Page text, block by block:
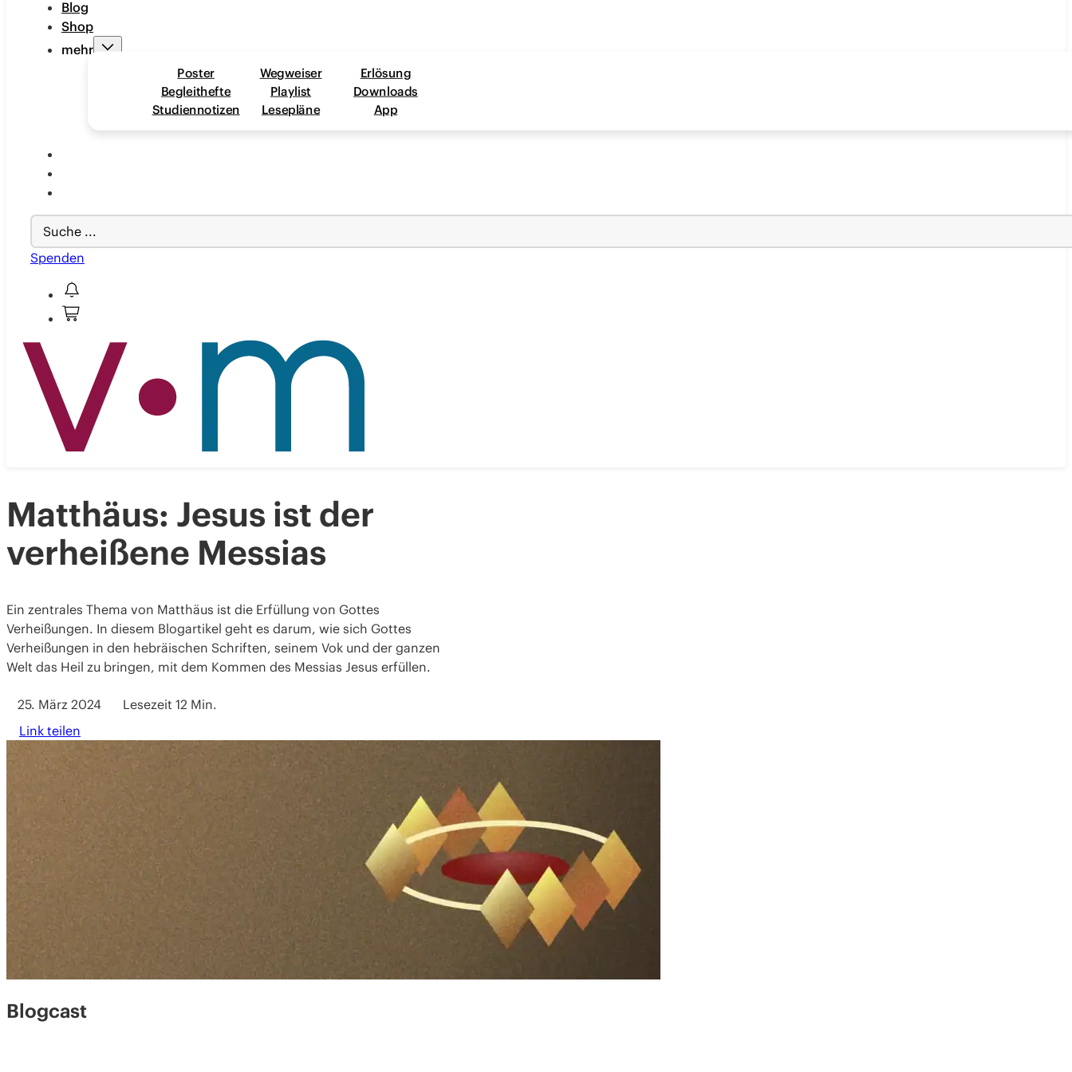
Blog
Shop
mehr
Poster
Begleithefte
Studiennotizen
Wegweiser
Playlist
Lesepläne
Erlösung
Downloads
App
Search
...
Spenden
Matthäus: Jesus ist der
verheißene Messias
Ein zentrales Thema von Matthäus ist die Erfüllung von Gottes
Verheißungen. In diesem Blogartikel geht es darum, wie sich Gottes
Verheißungen in den hebräischen Schriften, seinem Vok und der ganzen
Welt das Heil zu bringen, mit dem Kommen des Messias Jesus erfüllen.
25. März 2024
Lesezeit 12 Min.
Link teilen
Blogcast